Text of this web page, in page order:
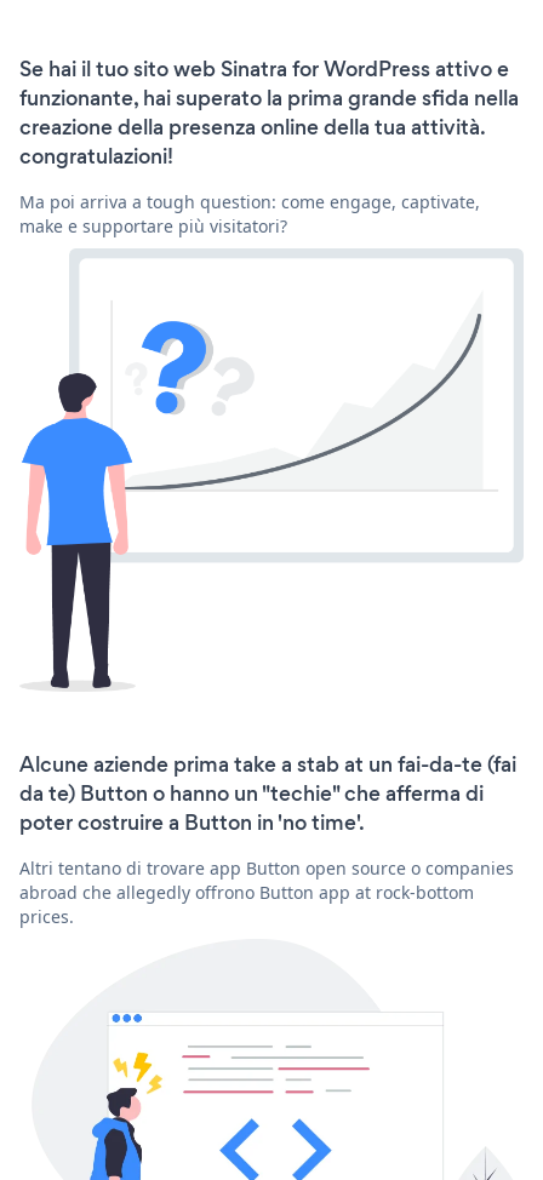
Se hai il tuo sito web Sinatra for WordPress attivo e
funzionante, hai superato la prima grande sfida nella
creazione della presenza online della tua attività.
congratulazioni!
Ma poi arriva a tough question: come engage, captivate,
make e supportare più visitatori?
Alcune aziende prima take a stab at un fai-da-te (fai
da te) Button o hanno un "techie" che afferma di
poter costruire a Button in 'no time'.
Altri tentano di trovare app Button open source o companies
abroad che allegedly offrono Button app at rock-bottom
prices.